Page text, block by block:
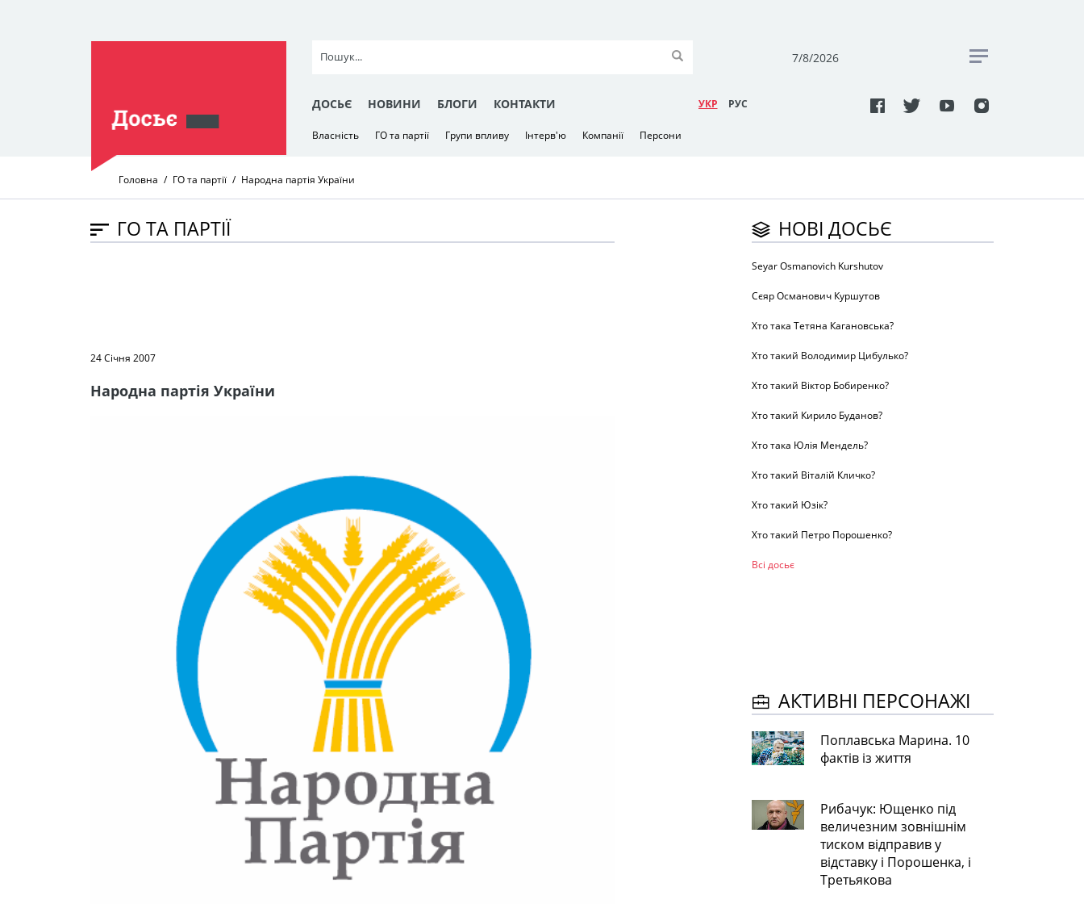
7/8/2026
ДОСЬЄ НОВИНИ БЛОГИ КОНТАКТИ УКР РУC
Власність ГО та партії Групи впливу Інтерв'ю Компанії Персони
Головна ГО та партії Народна партія України
ГО ТА ПАРТІЇ
24 Січня 2007
Народна партія України
НОВІ ДОСЬЄ
Seyar Osmanovich Kurshutov
Сєяр Османович Куршутов
Хто така Тетяна Кагановська?
Хто такий Володимир Цибулько?
Хто такий Віктор Бобиренко?
Хто такий Кирило Буданов?
Хто така Юлія Мендель?
Хто такий Віталій Кличко?
Хто такий Юзік?
Хто такий Петро Порошенко?
Всі досьє
АКТИВНІ ПЕРСОНАЖІ
Поплавська Марина. 10
фактів із життя
Рибачук: Ющенко під
величезним зовнішнім
тиском відправив у
відставку і Порошенка, і
Третьякова